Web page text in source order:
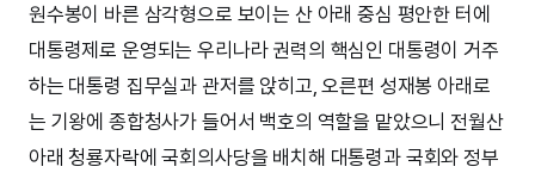
원수봉이 바른 삼각형으로 보이는 산 아래 중심 평안한 터에
대통령제로 운영되는 우리나라 권력의 핵심인 대통령이 거주
하는 대통령 집무실과 관저를 앉히고, 오른편 성재봉 아래로
는 기왕에 종합청사가 들어서 백호의 역할을 맡았으니 전월산
아래 청룡자락에 국회의사당을 배치해 대통령과 국회와 정부